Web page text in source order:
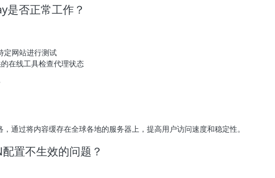
是否正常工作？
定网站进行测试
在线工具检查代理状态
，通过将内容缓存在全球各地的服务器上，提高用户访问速度和稳定性。
置不生效的问题？